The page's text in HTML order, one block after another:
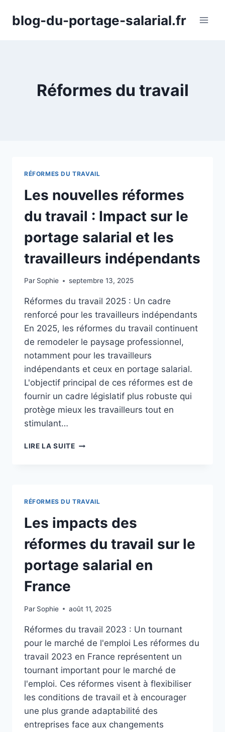
blog-du-portage-salarial.fr
Réformes du travail
RÉFORMES DU TRAVAIL
Les nouvelles réformes
du travail : Impact sur le
portage salarial et les
travailleurs indépendants
Par Sophie septembre 13, 2025
Réformes du travail 2025 : Un cadre
renforcé pour les travailleurs indépendants
En 2025, les réformes du travail continuent
de remodeler le paysage professionnel,
notamment pour les travailleurs
indépendants et ceux en portage salarial.
L'objectif principal de ces réformes est de
fournir un cadre législatif plus robuste qui
protège mieux les travailleurs tout en
stimulant…
LIRE LA SUITELES
LE
PORTAGE
SALARIAL
LES
RÉFORMES DU TRAVAIL
Les impacts des
réformes du travail sur le
portage salarial en
France
Par Sophie août 11, 2025
Réformes du travail 2023 : Un tournant
pour le marché de l'emploi Les réformes du
travail 2023 en France représentent un
tournant important pour le marché de
l'emploi. Ces réformes visent à flexibiliser
les conditions de travail et à encourager
une plus grande adaptabilité des
entreprises face aux changements